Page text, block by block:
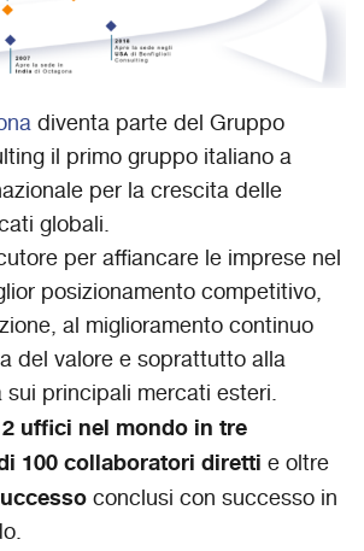
diventa parte del Gruppo
il primo gruppo italiano a
per la crescita delle
globali.
per affiancare le imprese nel
posizionamento competitivo,
al miglioramento continuo
del valore e soprattutto alla
principali mercati esteri.
uffici nel mondo in tre
100 collaboratori diretti e oltre
conclusi con successo in